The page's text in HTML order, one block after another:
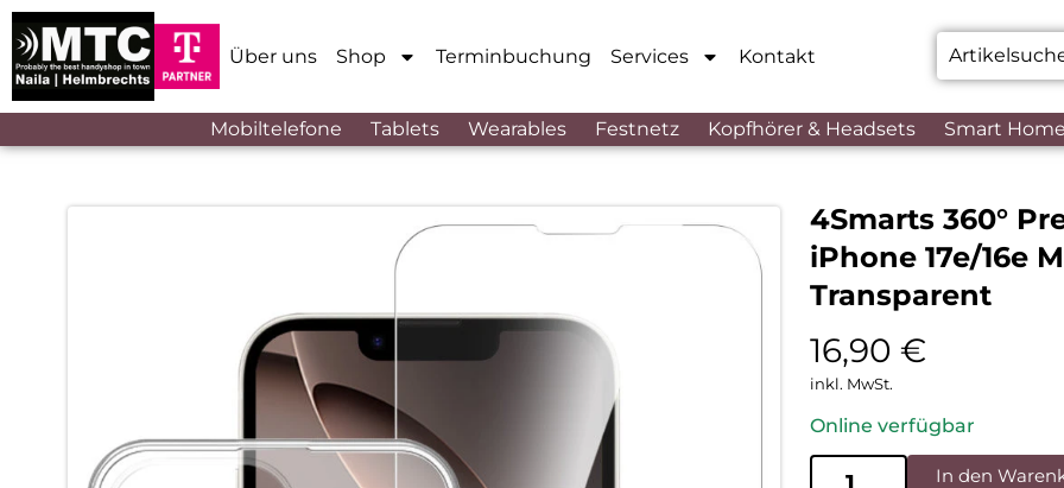
Über uns Shop Terminbuchung Services Kontakt
Mobiltelefone Tablets Wearables Festnetz Kopfhörer & Headsets Smart Home
4Smarts 360°
iPhone 17e/16e
Transparent
16,90 €
inkl. MwSt.
Online verfügbar
In den